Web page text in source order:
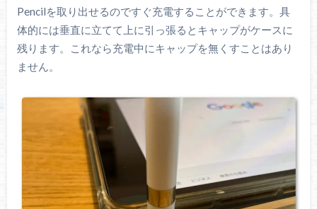
Pencilを取り出せるのですぐ充電することができます。具
体的には垂直に立てて上に引っ張るとキャップがケースに
残ります。これなら充電中にキャップを無くすことはあり
ません。